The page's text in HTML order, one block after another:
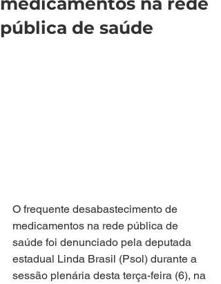
pública de saúde
O frequente desabastecimento de
medicamentos na rede pública de
saúde foi denunciado pela deputada
estadual Linda Brasil (Psol) durante a
sessão plenária desta terça-feira (6), na